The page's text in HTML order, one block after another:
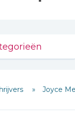
2026
Joyce